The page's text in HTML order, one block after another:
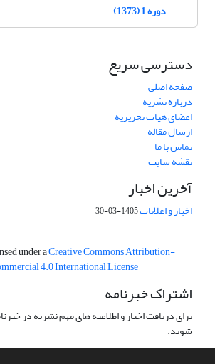
دوره 1 (1373)
دسترسی سریع
صفحه اصلی
درباره نشریه
اعضای هیات تحریریه
ارسال مقاله
تماس با ما
نقشه سایت
آخرین اخبار
اخبار و اعلانات1405-03-30
under aCreative Commons Attribution-
4.0 International License
اشتراک خبرنامه
برای دریافت اخبار و اطلاعیه های مهم نشریه در
شوید.